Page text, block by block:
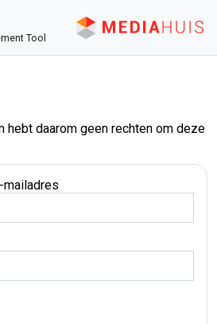
Tool
hebt daarom geen rechten om deze
mailadres